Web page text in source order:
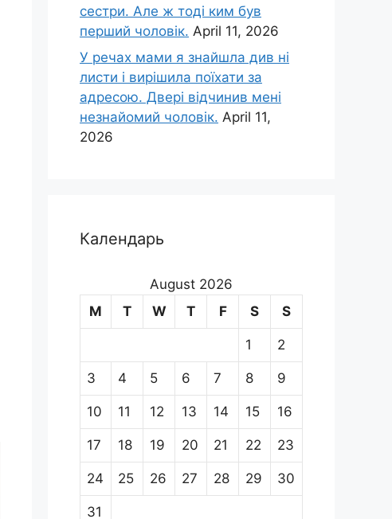
сестри. Але ж тоді ким був
перший чоловік. April 11, 2026
У речах мами я знайшла див ні
листи і вирішила поїхати за
адресою. Двері відчинив мені
незнайомий чоловік. April 11,
2026
Календарь
August 2026
M
T W T F S S
1 2
3 4 5 6 7 8 9
10 11 12 13 14 15 16
17 18 19 20 21 22 23
24 25 26 27 28 29 30
31